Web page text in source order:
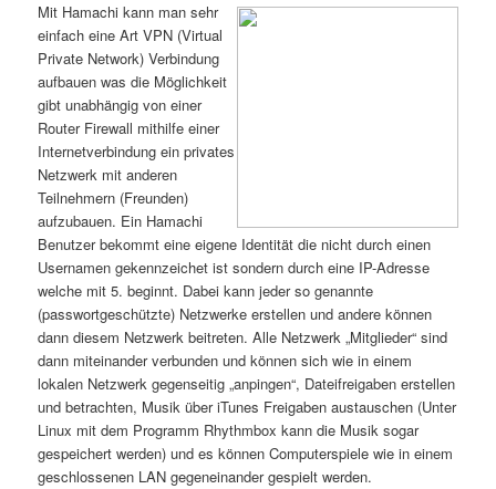
Mit Hamachi kann man sehr
einfach eine Art VPN (Virtual
Private Network) Verbindung
aufbauen was die Möglichkeit
gibt unabhängig von einer
Router Firewall mithilfe einer
Internetverbindung ein privates
Netzwerk mit anderen
Teilnehmern (Freunden)
aufzubauen. Ein Hamachi
Benutzer bekommt eine eigene Identität die nicht durch einen
Usernamen gekennzeichet ist sondern durch eine IP-Adresse
welche mit 5. beginnt. Dabei kann jeder so genannte
(passwortgeschützte) Netzwerke erstellen und andere können
dann diesem Netzwerk beitreten. Alle Netzwerk „Mitglieder“ sind
dann miteinander verbunden und können sich wie in einem
lokalen Netzwerk gegenseitig „anpingen“, Dateifreigaben erstellen
und betrachten, Musik über iTunes Freigaben austauschen (Unter
Linux mit dem Programm Rhythmbox kann die Musik sogar
gespeichert werden) und es können Computerspiele wie in einem
geschlossenen LAN gegeneinander gespielt werden.